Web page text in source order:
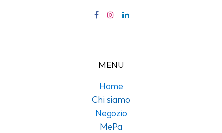
MENU
Home
Chi siamo
Negozio
MePa